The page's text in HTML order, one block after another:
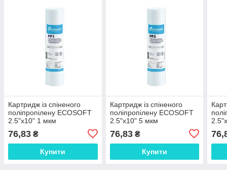
Картридж із спіненого
поліпропілену ECOSOFT
2.5"x10" 1 мкм
76,83 ₴
Купити
Картридж із спіненого
поліпропілену ECOSOFT
2.5"x10" 5 мкм
76,83₴
Купити